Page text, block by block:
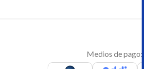
Medios de pago: